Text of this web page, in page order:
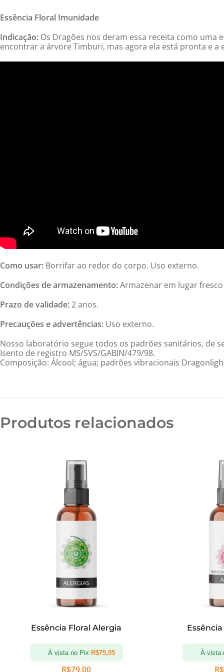
Essência Floral Imunidade
Indicação: Os Dragões nos deram essa receita como
encontrar a árvore Timburi, mas agora ela está pronta e
Como usar: Borrifar ao redor do corpo. Uso externo.
Condições de armazenamento:Armazenar em lugar
Prazo de validade:2 anos.
Precauções e advertências: Uso externo.
Nosso laboratório segue todos os padrões sanitários, de
Isento de registro MS/SVS/GABIN/479/98.
Composição: Álcool; água; padrões vibracionais
Produtos relacionados
Essência Floral Alergia
À vista no Pix:R$75,05
R$79,00
À vista
R$